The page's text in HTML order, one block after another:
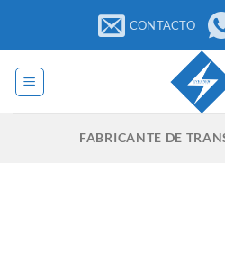
o
conteúdo
CONTACTO
FABRICANTE DE